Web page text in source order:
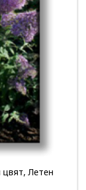
цвят, Летен